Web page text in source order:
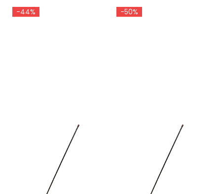
-44% -50%